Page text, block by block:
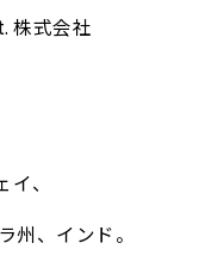
株式会社
、
州、インド。